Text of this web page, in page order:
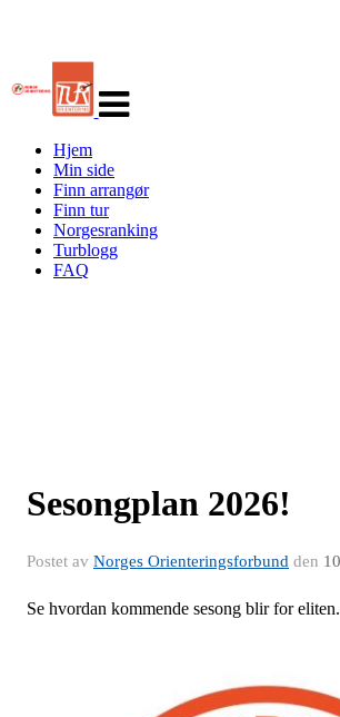
navigasjon
Hjem
Min side
Finn arrangør
Finn tur
Norgesranking
Turblogg
FAQ
Sesongplan 2026!
Postet av Norges Orienteringsforbund den
Se hvordan kommende sesong blir for eliten.